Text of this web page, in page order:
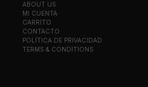
ABOUT US
MI CUENTA
CARRITO
CONTACTO
POLÍTICA DE PRIVACIDAD
TERMS & CONDITIONS